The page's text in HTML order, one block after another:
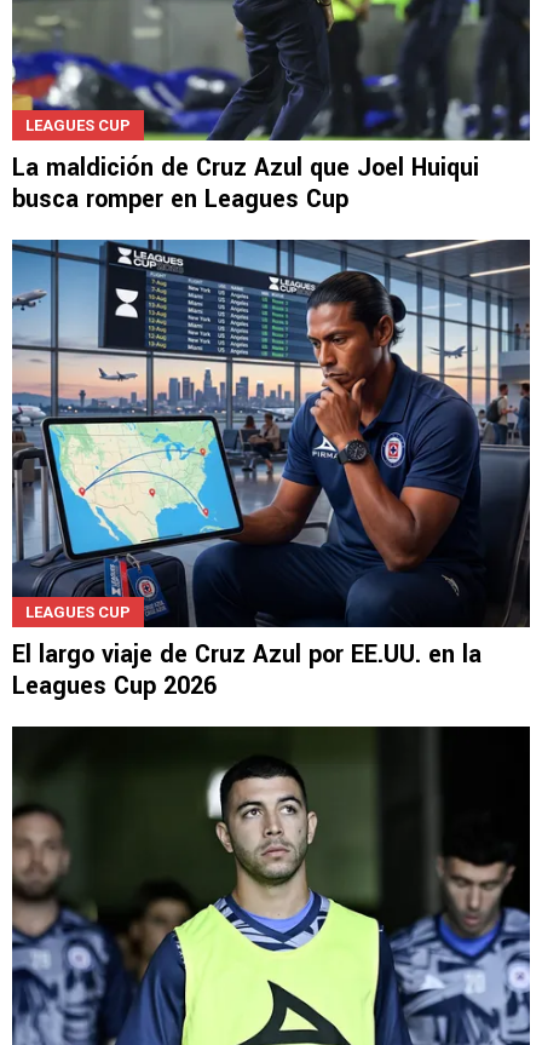
LEAGUES CUP
La maldición de Cruz Azul que Joel Huiqui
busca romper en Leagues Cup
LEAGUES CUP
El largo viaje de Cruz Azul por EE.UU. en la
Leagues Cup 2026